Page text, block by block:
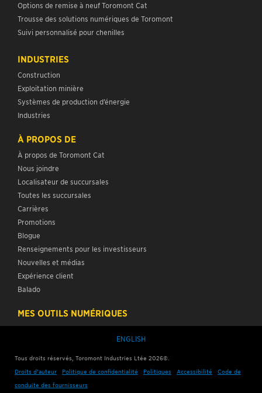
Options de remise à neuf Toromont Cat
Trousse des solutions numériques de Toromont
Suivi personnalisé pour chenilles
INDUSTRIES
Construction
Exploitation minière
Systèmes de production d’énergie
Industries
À PROPOS DE
À propos de Toromont Cat
Nous joindre
Localisateur de succursales
Toutes les succursales
Carrières
Promotions
Blogue
Renseignements pour les investisseurs
Nouvelles et médias
Expérience client
Balado
MES OUTILS NUMÉRIQUES
ENGLISH
Tous droits réservés, Toromont Industries Ltée 2026©.
Droits d’auteur
Politique de confidentialité Politiques Accessibilité
Code de
conduite des fournisseurs